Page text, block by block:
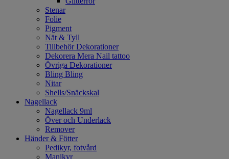
Stenar
Folie
Pigment
Nät & Tyll
Tillbehör Dekorationer
Dekorera Mera Nail tattoo
Övriga Dekorationer
Bling Bling
Nitar
Shells/Snäckskal
Nagellack
Nagellack 9ml
Över och Underlack
Remover
Händer & Fötter
Pedikyr, fotvård
Manikyr